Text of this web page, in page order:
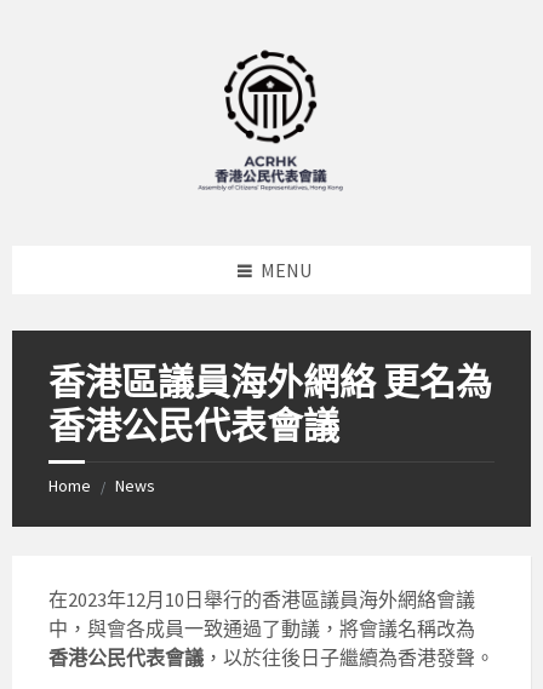
MENU
香港區議員海外網絡 更名為
香港公民代表會議
Home / News
在2023年12月10日舉行的香港區議員海外網絡會議
中，與會各成員一致通過了動議，將會議名稱改為
香港公民代表會議 ，以於往後日子繼續為香港發聲。